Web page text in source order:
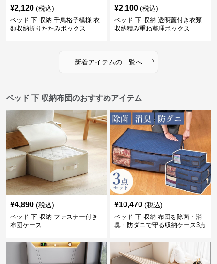
¥2,120 (税込)
ベッド 下 収納 千鳥格子模様 衣
類収納折りたたみボックス
¥2,100 (税込)
ベッド 下 収納 透明蓋付き衣類
収納積み重ね整理ボックス
新着アイテムの一覧へ ›
ベッド 下 収納布団のおすすめアイテム
¥4,890 (税込)
ベッド 下 収納 ファスナー付き
布団ケース
¥10,470 (税込)
ベッド 下 収納 布団を除菌・消
臭・防ダニで守る収納ケース3点